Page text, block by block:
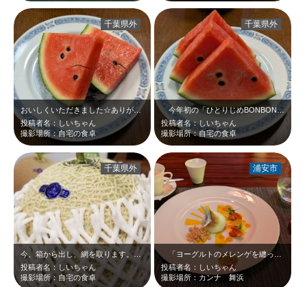
おいしくいただきました☆ありがとう、千葉県の赤！！
投稿者名：しいちゃん
撮影場所：自宅の食卓
千葉県外
今年初の「ひとりじめBONBON」＼(^o^) ／色鮮やかでジューシー☆千葉…
投稿者名：しいちゃん
撮影場所：自宅の食卓
千葉県外
今、箱から出し、網を取ります。なんか同化しているように見える…。
投稿者名：しいちゃん
撮影場所：自宅の食卓
千葉県外
投稿者名：しいちゃん
撮影場所：カンナ 舞浜
浦安市